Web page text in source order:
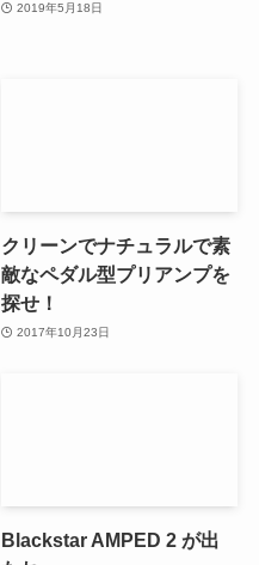
2019年5月18日
クリーンでナチュラルで素
敵なペダル型プリアンプを
探せ！
2017年10月23日
Blackstar AMPED 2 が出